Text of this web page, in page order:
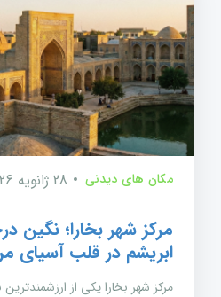
مکان های دیدنی 28 ژانویه 2026
مرکز شهر بخارا؛ نگین
ابریشم در قلب آسیای
مرکز شهر بخارا یکی از